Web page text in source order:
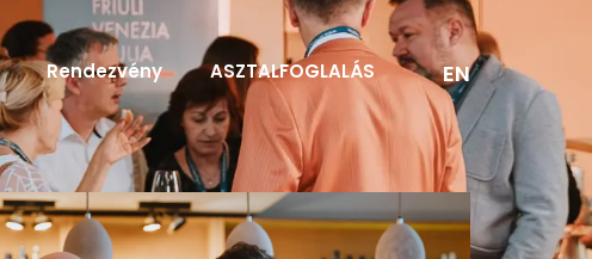
Rendezvény ASZTALFOGLALÁS EN